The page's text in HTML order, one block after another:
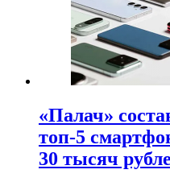
«Палач»
топ-5
30 тысяч